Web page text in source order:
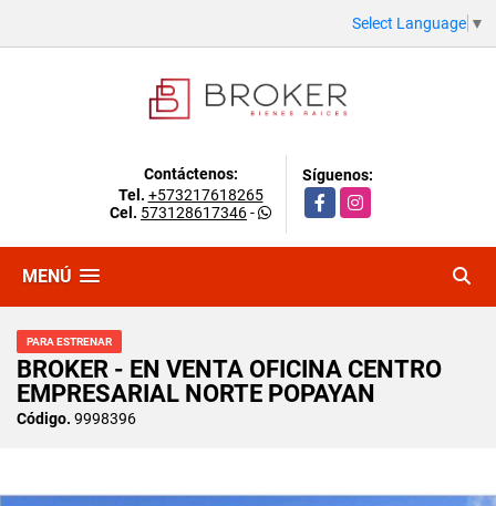
Select Language ▼
Contáctenos:
Tel. +573217618265
Cel. 573128617346-
Síguenos:
FacebookInstagram
MENÚ
PARA ESTRENAR
BROKER - EN VENTA OFICINA CENTRO
EMPRESARIAL NORTE POPAYAN
Código. 9998396